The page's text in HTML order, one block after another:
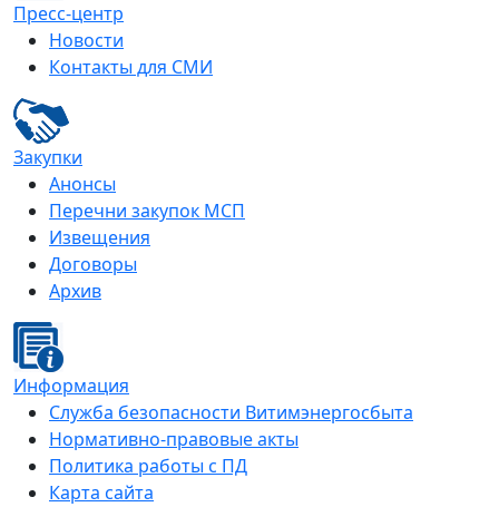
Пресс-центр
Новости
Контакты для СМИ
Закупки
Анонсы
Перечни закупок МСП
Извещения
Договоры
Архив
Информация
Служба безопасности Витимэнергосбыта
Нормативно-правовые акты
Политика работы с ПД
Карта сайта